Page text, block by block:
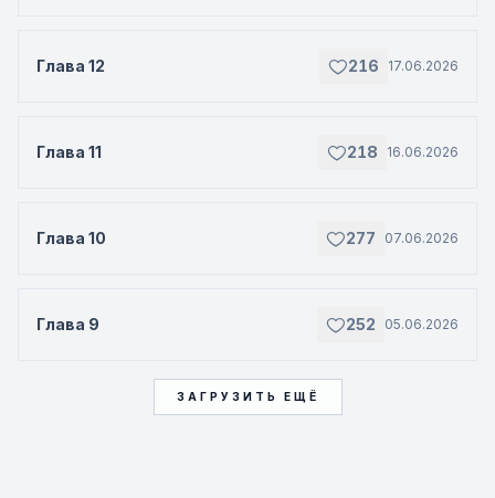
Глава 12 216 17.06.2026
Глава 11 218 16.06.2026
Глава 10 277 07.06.2026
Глава 9 252 05.06.2026
ЗАГРУЗИТЬ ЕЩЁ